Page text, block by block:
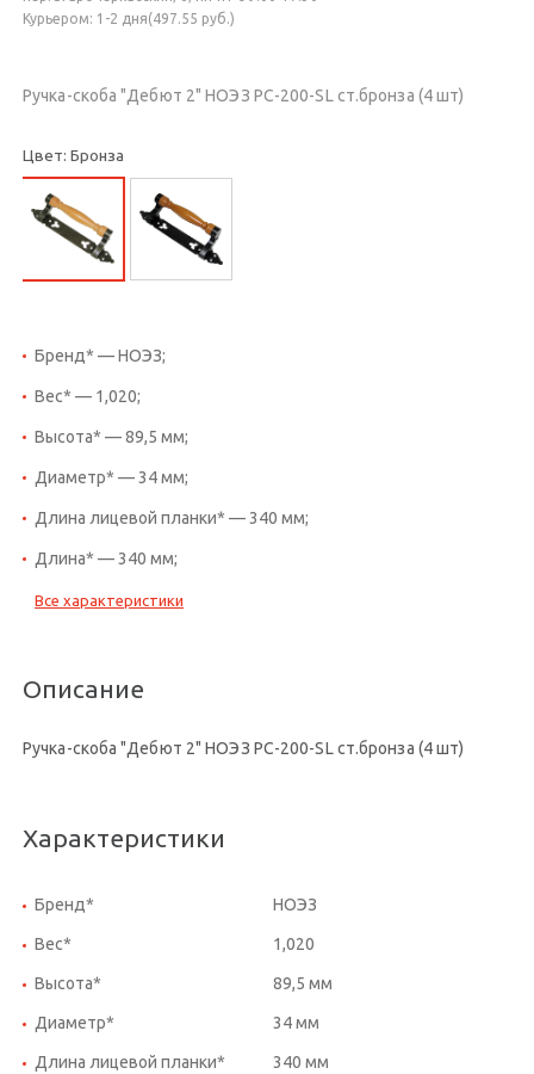
Курьером: 1-2 дня(497.55 руб.)
Ручка-скоба "Дебют 2" НОЭЗ РС-200-SL ст.бронза (4 шт)
Цвет: Бронза
Бренд* — НОЭЗ;
Вес* — 1,020;
Высота* — 89,5 мм;
Диаметр* — 34 мм;
Длина лицевой планки* — 340 мм;
Длина* — 340 мм;
Все характеристики
Описание
Ручка-скоба "Дебют 2" НОЭЗ РС-200-SL ст.бронза (4 шт)
Характеристики
Бренд* НОЭЗ
Вес* 1,020
Высота* 89,5 мм
Диаметр* 34 мм
Длина лицевой планки* 340 мм